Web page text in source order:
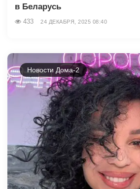
в Беларусь
433 24 ДЕКАБРЯ, 2025 08:40
Новости Дома-2